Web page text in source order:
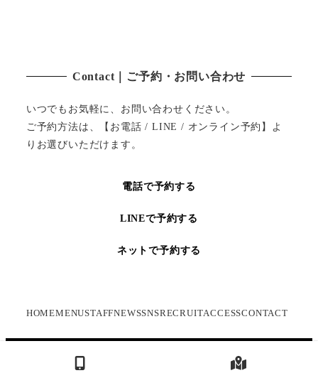
Contact｜ご予約・お問い合わせ
いつでもお気軽に、お問い合わせください。
ご予約方法は、【お電話 / LINE / オンライン予約】よ
りお選びいただけます。
電話で予約する
LINEで予約する
ネットで予約する
HOMEMENUSTAFFNEWSSNSRECRUITACCESSCONTACT
Copyright ©2022 アイブロウ＆まつ毛パーマ 眉毛サロン